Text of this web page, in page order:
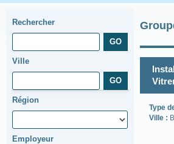
Rechercher
Ville
Région
Employeur
Type
Ville :